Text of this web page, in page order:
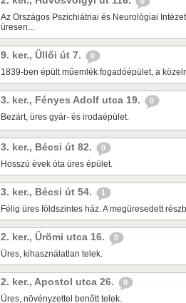
Az Országos Pszichiátriai és Neurológiai
üresen...
9. ker., Üllői út 7. 0
1839-ben épült műemlék fogadóépület, a
3. ker., Fényes Adolf utca 19. 0
Bezárt, üres gyár- és irodaépület.
3. ker., Bécsi út 82. 0
Hosszú évek óta üres épület.
3. ker., Bécsi út 54. 1
Félig üres földszintes ház. A megüresedett
2. ker., Ürömi utca 16. 0
Üres, kihasználatlan telek.
2. ker., Apostol utca 26. 0
Üres, növényzettel benőtt telek.